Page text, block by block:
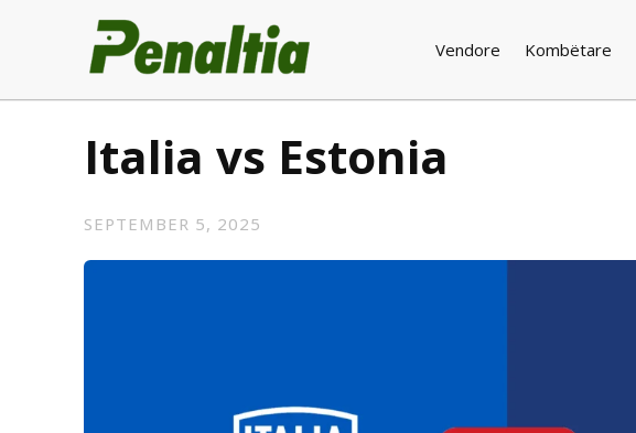
Vendore Kombëtare
Italia vs Estonia
SEPTEMBER 5, 2025